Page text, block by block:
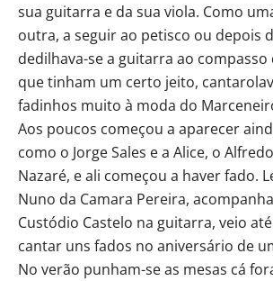
sua guitarra e da sua viola. Como
outra, a seguir ao petisco ou depois
dedilhava-se a guitarra ao compasso
que tinham um certo jeito,
fadinhos muito à moda do
Aos poucos começou a aparecer
como o Jorge Sales e a Alice, o
Nazaré, e ali começou a haver fado.
Nuno da Camara Pereira,
Custódio Castelo na guitarra, veio
cantar uns fados no aniversário de
No verão punham-se as mesas cá